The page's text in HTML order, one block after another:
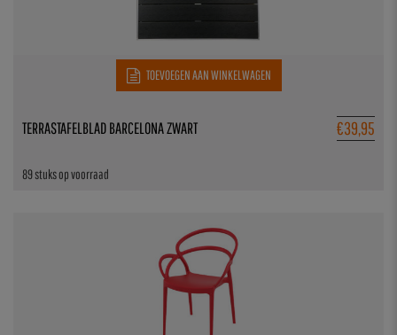
TOEVOEGEN AAN WINKELWAGEN
€39,95
89 stuks op voorraad
TERRASTAFELBLAD BARCELONA ZWART